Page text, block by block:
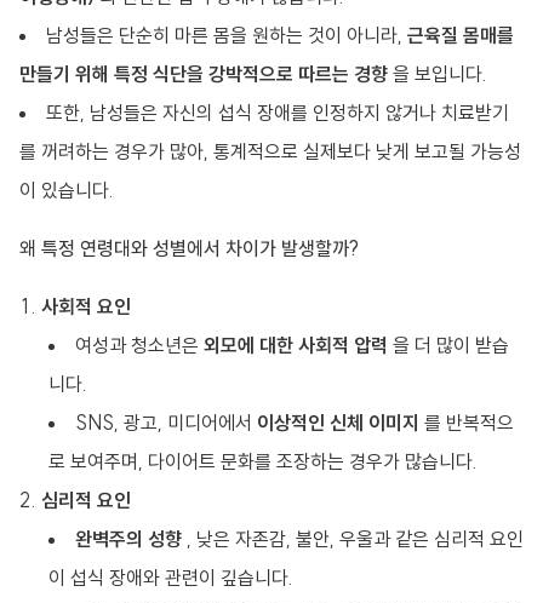
남성들은 단순히 마른 몸을 원하는 것이 아니라, 근육질 몸매를
만들기 위해 특정 식단을 강박적으로 따르는 경향 을 보입니다.
또한, 남성들은 자신의 섭식 장애를 인정하지 않거나 치료받기
를 꺼려하는 경우가 많아, 통계적으로 실제보다 낮게 보고될 가능성
이 있습니다.
왜 특정 연령대와 성별에서 차이가 발생할까?
사회적 요인
여성과 청소년은 외모에 대한 사회적 압력 을 더 많이 받습
니다.
SNS, 광고, 미디어에서 이상적인 신체 이미지 를 반복적으
로 보여주며, 다이어트 문화를 조장하는 경우가 많습니다.
심리적 요인
완벽주의 성향 , 낮은 자존감, 불안, 우울과 같은 심리적 요인
이 섭식 장애와 관련이 깊습니다.